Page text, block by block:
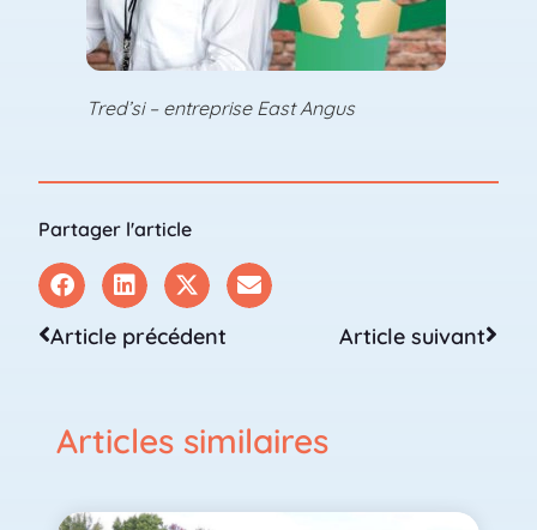
Tred’si – entreprise East Angus
Partager l'article
Article précédent Article suivant
Articles similaires